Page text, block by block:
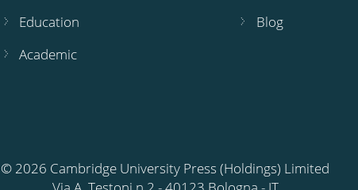
Education
Academic
Blog
© 2026 Cambridge University Press (Holdings) Limited